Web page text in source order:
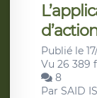
Publié le
Vu 26 389
8
Par SAID